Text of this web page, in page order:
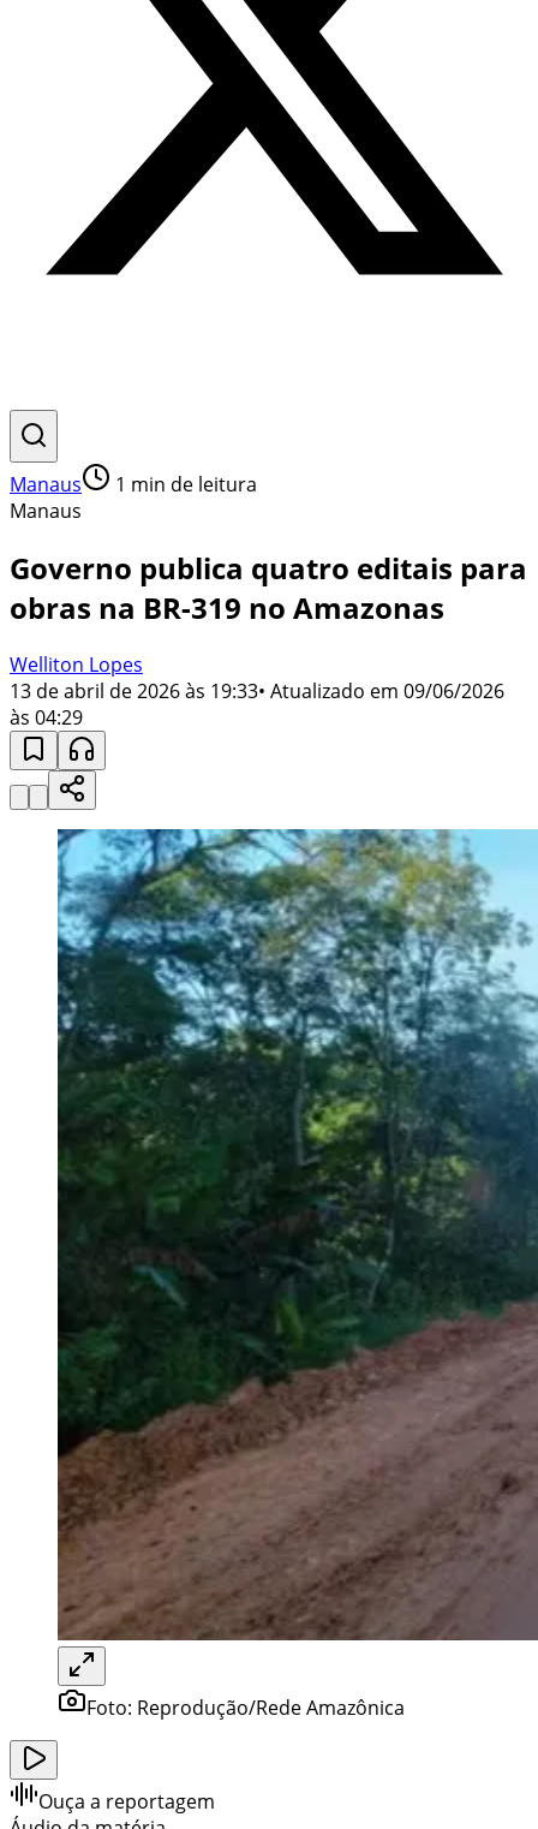
Manaus 1 min de leitura
Manaus
Governo publica quatro editais para
obras na BR-319 no Amazonas
Welliton Lopes
13 de abril de 2026 às 19:33• Atualizado em 09/06/2026
às 04:29
Foto: Reprodução/Rede Amazônica
Ouça a reportagem